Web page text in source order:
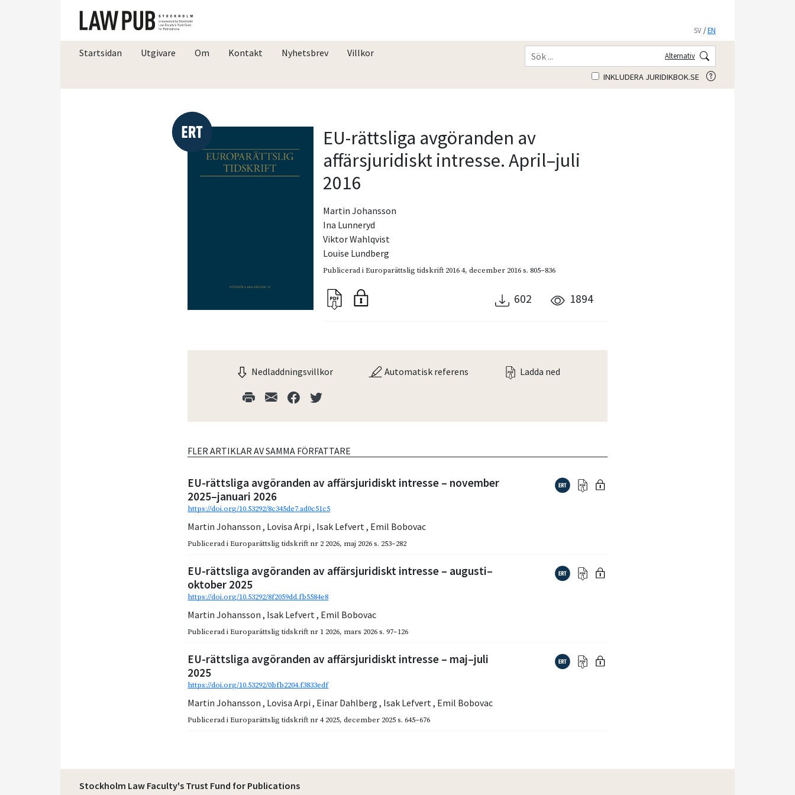
SV /EN
Startsidan Utgivare Om Kontakt Nyhetsbrev Villkor Alternativ
INKLUDERA JURIDIKBOK.SE
EU-rättsliga avgöranden av
affärsjuridiskt intresse. April–juli
2016
Martin Johansson
Ina Lunneryd
Viktor Wahlqvist
Louise Lundberg
Publicerad iEuroparättslig tidskrift 2016 4,december 2016s. 805–836
602 1894
Nedladdningsvillkor Automatisk referens Ladda ned
FLER ARTIKLAR AV SAMMA FÖRFATTARE
EU-rättsliga avgöranden av affärsjuridiskt intresse – november
2025–januari 2026
https://doi.org/10.53292/8c345de7.ad0c51c5
Martin Johansson, Lovisa Arpi, Isak Lefvert, Emil Bobovac
Publicerad iEuroparättslig tidskrift nr 2 2026, maj 2026 s. 253–282
EU-rättsliga avgöranden av affärsjuridiskt intresse – augusti–
oktober 2025
https://doi.org/10.53292/8f2059dd.fb5584e8
Martin Johansson, Isak Lefvert, Emil Bobovac
Publicerad iEuroparättslig tidskrift nr 1 2026, mars 2026 s. 97–126
EU-rättsliga avgöranden av affärsjuridiskt intresse – maj–juli
2025
https://doi.org/10.53292/0bfb2204.f3833edf
Martin Johansson, Lovisa Arpi, Einar Dahlberg, Isak Lefvert, Emil Bobovac
Publicerad iEuroparättslig tidskrift nr 4 2025,december 2025 s. 645–676
Stockholm Law Faculty's Trust Fund for Publications